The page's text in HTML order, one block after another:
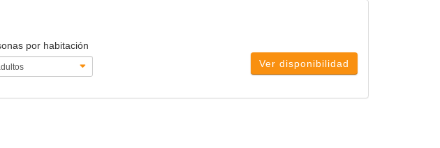
por habitación
Ver disponibilidad